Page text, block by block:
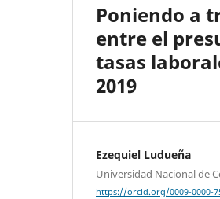
Poniendo a
entre el
tasas
2019
Ezequiel Ludueña
Universidad Nacional de
https://orcid.org/0009-0000-